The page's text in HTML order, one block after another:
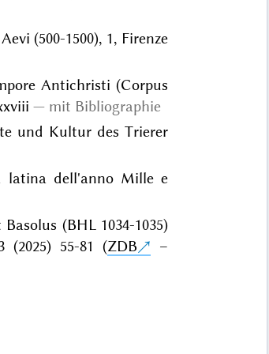
(500-1500), 1, Firenze
Antichristi (Corpus
mit Bibliographie
und Kultur des Trierer
latina dell'anno Mille e
(BHL 1034-1035)
(2025) 55-81 (ZDB
–